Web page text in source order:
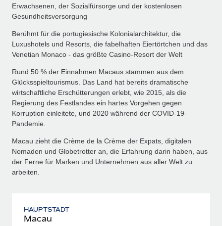
Erwachsenen, der Sozialfürsorge und der kostenlosen
Gesundheitsversorgung
Berühmt für die portugiesische Kolonialarchitektur, die
Luxushotels und Resorts, die fabelhaften Eiertörtchen und das
Venetian Monaco - das größte Casino-Resort der Welt
Rund 50 % der Einnahmen Macaus stammen aus dem
Glücksspieltourismus. Das Land hat bereits dramatische
wirtschaftliche Erschütterungen erlebt, wie 2015, als die
Regierung des Festlandes ein hartes Vorgehen gegen
Korruption einleitete, und 2020 während der COVID-19-
Pandemie.
Macau zieht die Crème de la Crème der Expats, digitalen
Nomaden und Globetrotter an, die Erfahrung darin haben, aus
der Ferne für Marken und Unternehmen aus aller Welt zu
arbeiten.
HAUPTSTADT
Macau